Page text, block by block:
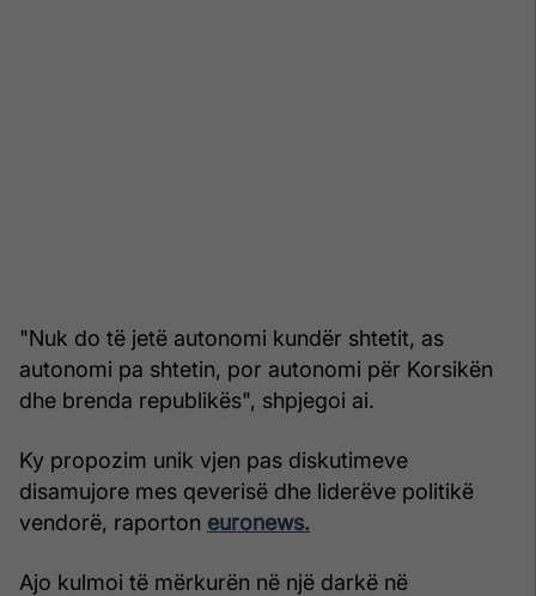
"Nuk do të jetë autonomi kundër shtetit, as
autonomi pa shtetin, por autonomi për Korsikën
dhe brenda republikës", shpjegoi ai.
Ky propozim unik vjen pas diskutimeve
disamujore mes qeverisë dhe liderëve politikë
vendorë, raporton euronews.
Ajo kulmoi të mërkurën në një darkë në